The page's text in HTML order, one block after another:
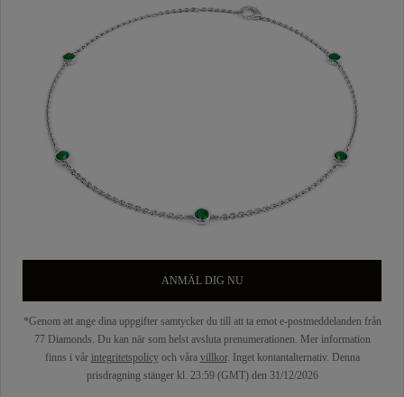
ANMÄL DIG NU
*Genom att ange dina uppgifter samtycker du till att ta emot e-postmeddelanden från
77 Diamonds. Du kan när som helst avsluta prenumerationen. Mer information
finns i vår integritetspolicyoch våra villkor. Inget kontantalternativ. Denna
prisdragning stänger kl. 23:59 (GMT) den 31/12/2026